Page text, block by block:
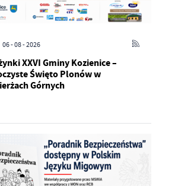
06 - 08 - 2026
XXVI Gminy Kozienice –
Święto Plonów w
Górnych